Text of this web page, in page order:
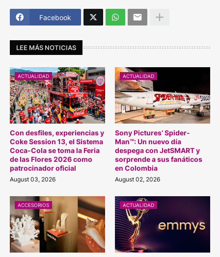
Facebook
LEE MÁS NOTICIAS
ACTUALIDAD
Con desfiles, experiencias y
Coke Session 13, el Sistema
Coca-Cola se toma la Feria
de las Flores 2026 como
patrocinador oficial
August 03, 2026
ACTUALIDAD
Sony Pictures’ Spider-
Man™: Un nuevo día
despega con JetSMART y
sorprende a sus fanáticos
en Colombia
August 02, 2026
ACCESORIOS ACTUALIDAD